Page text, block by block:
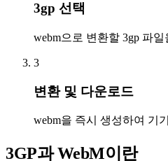
3gp 선택
webm으로 변환할 3gp 파
3
변환 및 다운로드
webm을 즉시 생성하여 기
3GP과 WebM이란